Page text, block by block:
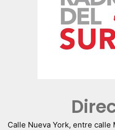
Calle Nueva York, entre calle